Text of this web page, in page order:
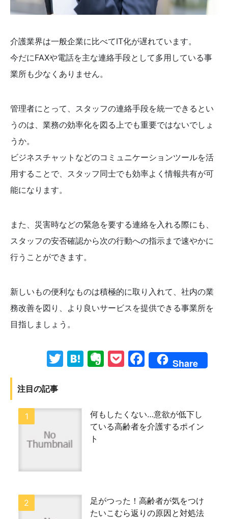
介護業界は一般企業に比べてIT化が遅れています。
今だにFAXや電話を主な連絡手段として多用している事
業所も少なくありません。
管理者にとって、スタッフの連絡手段を統一できるとい
うのは、業務の効率化を図る上でも重要ではないでしょ
うか。
ビジネスチャットなどのコミュニケーションツールを活
用することで、スタッフ同士でも効率よく情報共有が可
能になります。
また、災害時などの緊急を要する連絡を入れる際にも、
スタッフの安否確認から次の行動への指示まで速やかに
行うことができます。
新しいもの便利なものは積極的に取り入れて、社内の業
務改善を図り、より良いサービスを提供できる事業所を
目指しましょう。
Twitter
Hatena
Evernote
Pocket
Facebook
Share
注目の記事
何もしたくない…意欲が低下し
ている高齢者を介護するポイン
ト
足がつった！高齢者が気をつけ
たいこむら返りの原因と対処法